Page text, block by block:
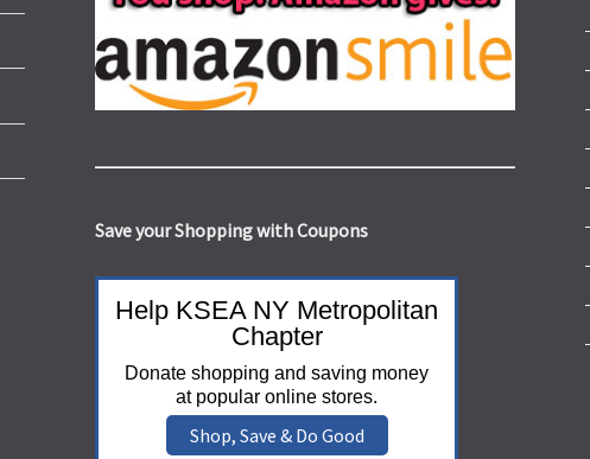
Save your Shopping with Coupons
Help KSEA NY Metropolitan
Chapter
Donate shopping and saving money
at popular online stores.
Shop, Save & Do Good